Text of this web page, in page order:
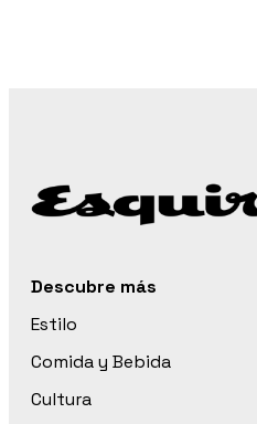
Descubre más
Estilo
Comida y Bebida
Cultura